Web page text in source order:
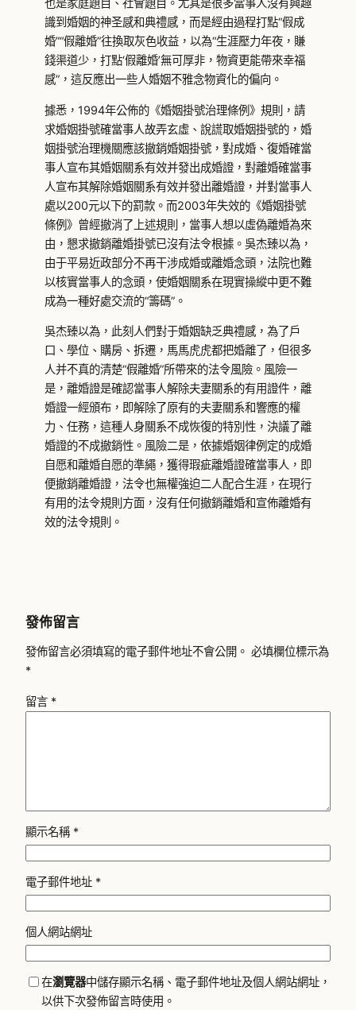
也是家庭題目、社會題目。尤其是很多當事人沒有興趣
識到婚姻的神圣感和典禮感，而是經由過程打點“假成
婚”“假離婚”往換取灰色收益，以為“生涯壓力年夜，賺
錢渠道少，打點‘假離婚’無可厚非，物資更能帶來幸福
感”，這反應出一些人婚姻不雅念物資化的偏向。
據悉，1994年公佈的《婚姻掛號治理條例》規則，請
求婚姻掛號確當事人故弄玄虛、說謊取婚姻掛號的，婚
姻掛號治理機關應該撤銷婚姻掛號，對成婚、復婚確當
事人宣布其婚姻關系有效并發出成婚證，對離婚確當事
人宣布其解除婚姻關系有效并發出離婚證，并對當事人
處以200元以下的罰款。而2003年失效的《婚姻掛號
條例》曾經撤消了上述規則，當事人想以虛偽離婚為來
由，懇求撤銷離婚掛號已沒有法令根據。吳杰臻以為，
由于平易近政部分不再干涉成婚或離婚念頭，法院也難
以核實當事人的念頭，使婚姻關系在現實操縱中更不難
成為一種好處交流的“籌碼”。
吳杰臻以為，此刻人們對于婚姻缺乏典禮感，為了戶
口、學位、購房、拆遷，馬馬虎虎都把婚離了，但很多
人并不真的清楚“假離婚”所帶來的法令風險。風險一
是，離婚證是確認當事人解除夫妻關系的有用證件，離
婚證一經頒布，即解除了原有的夫妻關系和響應的權
力、任務，這種人身關系不成恢復的特別性，決議了離
婚證的不成撤銷性。風險二是，依據婚姻律例定的成婚
自愿和離婚自愿的準繩，獲得瑕疵離婚證確當事人，即
便撤銷離婚證，法令也無權強迫二人配合生涯，在現行
有用的法令規則方面，沒有任何撤銷離婚和宣佈離婚有
效的法令規則。
發佈留言
發佈留言必須填寫的電子郵件地址不會公開。 必填欄位標示為
*
留言 *
顯示名稱 *
電子郵件地址 *
個人網站網址
在瀏覽器中儲存顯示名稱、電子郵件地址及個人網站網址，
以供下次發佈留言時使用。